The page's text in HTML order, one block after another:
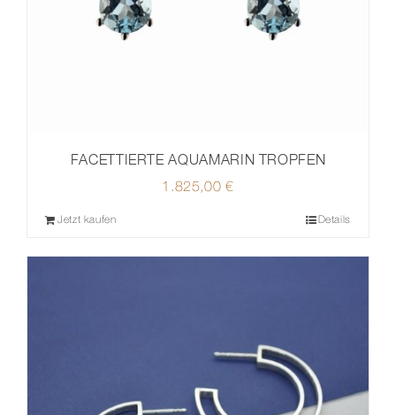
FACETTIERTE AQUAMARIN TROPFEN
1.825,00€
Jetzt kaufen Details